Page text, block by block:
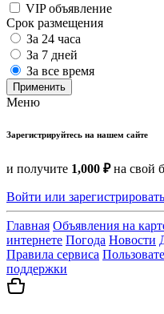
VIP объявление
Срок размещения
За 24 часа
За 7 дней
За все время
Применить
Меню
Зарегистрируйтесь на нашем сайте
и получите 1,000 ₽на свой
Войти или
Главная Объявления на
интернете Погода Новости
Правила сервиса
поддержки